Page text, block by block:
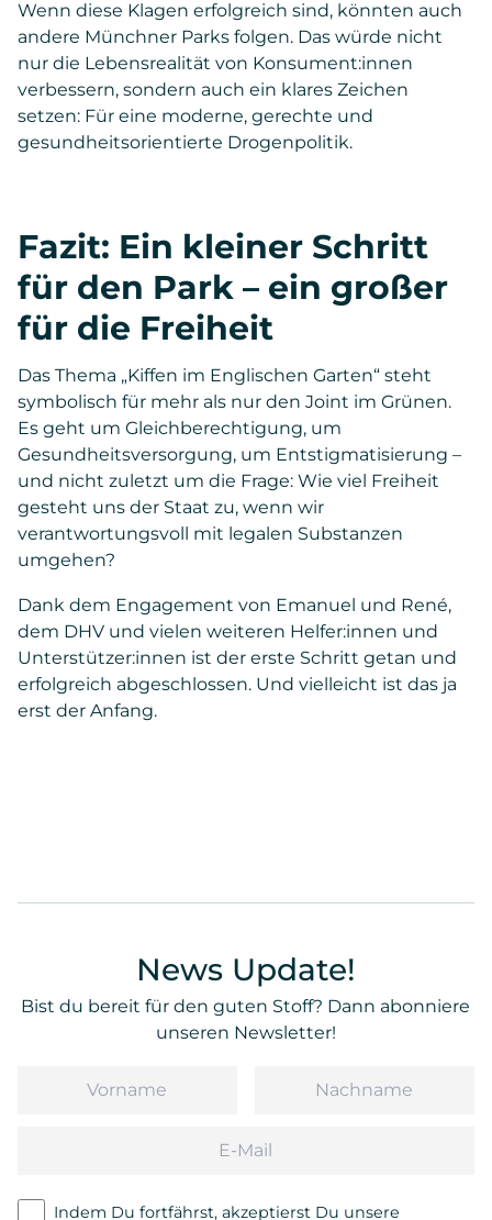
Wenn diese Klagen erfolgreich sind, könnten auch
andere Münchner Parks folgen. Das würde nicht
nur die Lebensrealität von Konsument:innen
verbessern, sondern auch ein klares Zeichen
setzen: Für eine moderne, gerechte und
gesundheitsorientierte Drogenpolitik.
Fazit: Ein kleiner Schritt
für den Park – ein großer
für die Freiheit
Das Thema „Kiffen im Englischen Garten“ steht
symbolisch für mehr als nur den Joint im Grünen.
Es geht um Gleichberechtigung, um
Gesundheitsversorgung, um Entstigmatisierung –
und nicht zuletzt um die Frage: Wie viel Freiheit
gesteht uns der Staat zu, wenn wir
verantwortungsvoll mit legalen Substanzen
umgehen?
Dank dem Engagement von Emanuel und René,
dem DHV und vielen weiteren Helfer:innen und
Unterstützer:innen ist der erste Schritt getan und
erfolgreich abgeschlossen. Und vielleicht ist das ja
erst der Anfang.
News Update!
Bist du bereit für den guten Stoff? Dann abonniere
unseren Newsletter!
Indem Du fortfährst, akzeptierst Du unsere